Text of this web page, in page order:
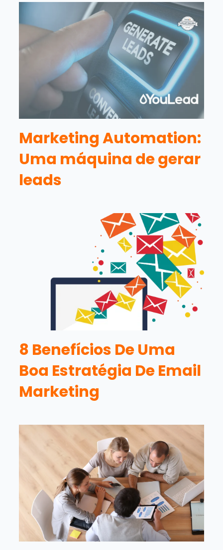
Marketing Automation:
Uma máquina de gerar
leads
8 Benefícios De Uma
Boa Estratégia De Email
Marketing